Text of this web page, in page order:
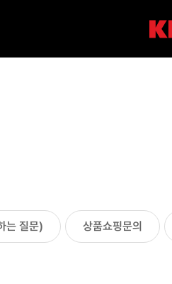
는 질문) 상품쇼핑문의